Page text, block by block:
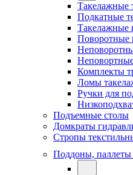
Такелажные
Подкатные
Такелажные
Поворотные
Комплекты
Ломы
Ручки для
Подъемные столы
Домкраты
Стропы
Поддоны, паллеты